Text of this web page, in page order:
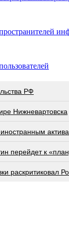
РФ
Нижневартовска
перейдет к
раскритиковал